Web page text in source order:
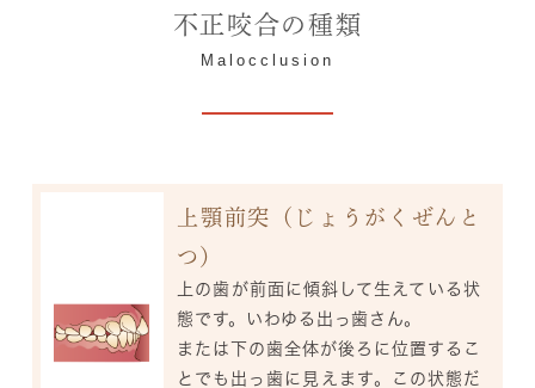
不正咬合の種類
Malocclusion
上顎前突（じょうがくぜんと
つ）
上の歯が前面に傾斜して生えている状
態です。いわゆる出っ歯さん。
または下の歯全体が後ろに位置するこ
とでも出っ歯に見えます。この状態だ